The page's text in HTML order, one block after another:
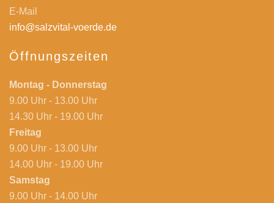
E-Mail
info@salzvital-voerde.de
Öffnungszeiten
Montag - Donnerstag
9.00 Uhr - 13.00 Uhr
14.30 Uhr - 19.00 Uhr
Freitag
9.00 Uhr - 13.00 Uhr
14.00 Uhr - 19.00 Uhr
Samstag
9.00 Uhr - 14.00 Uhr